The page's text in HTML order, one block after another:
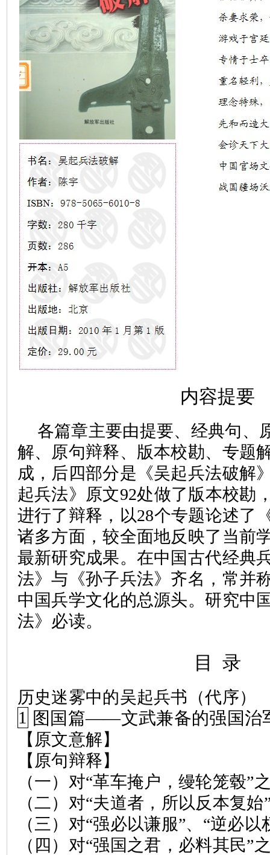
内容提要
各篇章主要由提要、经典句、
解、原句辩释、版本校勘、专题
成，后四部分是《吴起兵法破解
起兵法》原文92处做了版本校勘
进行了辩释，以28个专题论述了
诸多方面，较全面地反映了当前
最新研究成果。在中国古代经典
法》与《孙子兵法》齐名，常并
中国兵学文化的总源头。研究中
法》必读。
目 录
历史迷雾中的吴起兵书（代序）
1 图国篇——文武兼备的强国治
【原文意解】
【原句辩释】
（一）对“革车掩户，缦轮笼毂”
（二）对“夫道者，所以反本复始
（三）对“强必以谦服”、 “逆必以
（四）对“强国之君，必料其民”